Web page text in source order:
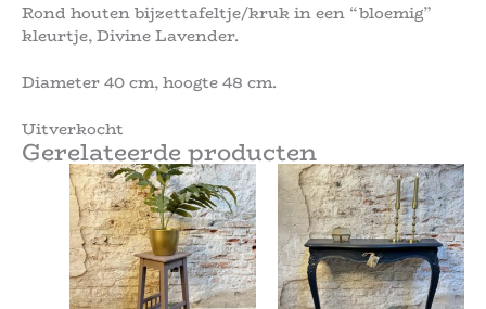
Rond houten bijzettafeltje/kruk in een “bloemig”
kleurtje, Divine Lavender.
Diameter 40 cm, hoogte 48 cm.
Uitverkocht
Gerelateerde producten